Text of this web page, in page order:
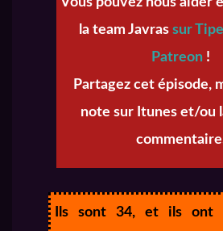
la team Javras sur
Patreon !
Partagez cet épisode,
note sur Itunes et/ou
Ils sont 34, et ils ont